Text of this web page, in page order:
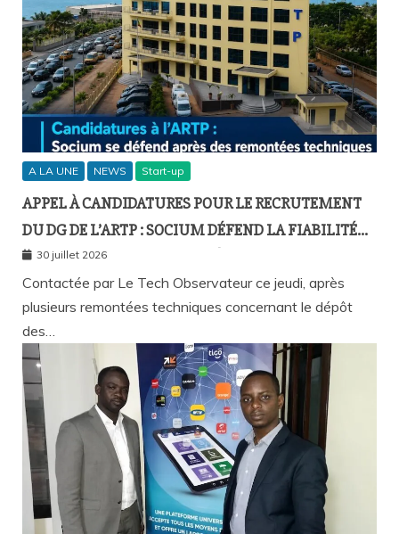
A LA UNE NEWS Start-up
APPEL À CANDIDATURES POUR LE RECRUTEMENT
DU DG DE L’ARTP : SOCIUM DÉFEND LA FIABILITÉ
DE SA PLATEFORME MALGRÉ PLUSIEURS
REMONTÉES TECHNIQUES
30 juillet 2026
Contactée par Le Tech Observateur ce jeudi, après
plusieurs remontées techniques concernant le dépôt
des…